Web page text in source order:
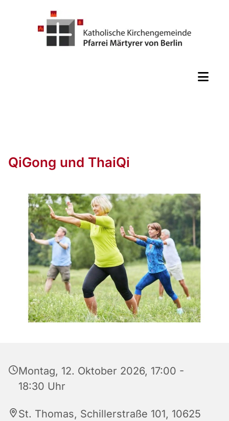
QiGong und ThaiQi
Montag, 12. Oktober 2026, 17:00 -
18:30 Uhr
St. Thomas, Schillerstraße 101, 10625